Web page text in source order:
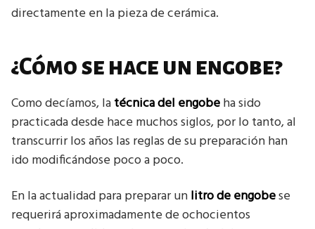
directamente en la pieza de cerámica.
¿Cómo se hace un engobe?
Como decíamos, latécnica del engobeha sido
practicada desde hace muchos siglos, por lo tanto, al
transcurrir los años las reglas de su preparación han
ido modificándose poco a poco.
En la actualidad para preparar unlitro de engobese
requerirá aproximadamente de ochocientos